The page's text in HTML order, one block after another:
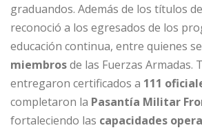
graduandos. Además de los títulos
reconoció a los egresados de los
educación continua, entre quienes
miembrosde las Fuerzas Armadas.
entregaron certificados a 111
completaron la Pasantía Militar
fortaleciendo las capacidades